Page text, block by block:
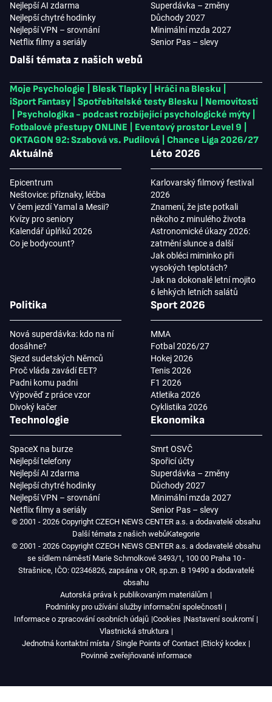
Nejlepší AI zdarma
Nejlepší chytré hodinky
Nejlepší VPN – srovnání
Netflix filmy a seriály
Superdávka – změny
Důchody 2027
Minimální mzda 2027
Senior Pas – slevy
© 2001 - 2026 Copyright CZECH NEWS CENTER a.s. a dodavatelé obsahu
Další témata z našich webůKategorie
Další témata z našich webů
Moje Psychologie Blesk Tlapky Hráči na Blesku
iSport Fantasy
Spotřebitelské testy Blesku
Nemovitosti
Psychologika - podcast rozbíjející psychologické mýty
Fotbalové přestupy ONLINE
Eventový prostor Level 9
OKTAGON 92: Szabová vs. Pudilová
Chance Liga 2026/27
Aktuálně
Epicentrum
Neštovice: příznaky, léčba
V čem jezdí Yamal a Mesii?
Kvízy pro seniory
Kalendář úplňků 2026
Co je bodycount?
Léto 2026
Karlovarský filmový festival
2026
Znamení, že jste potkali
někoho z minulého života
Astronomické úkazy 2026:
zatmění slunce a další
Jak obléci miminko při
vysokých teplotách?
Jak na dokonalé letní mojito
6 lehkých letních salátů
Politika
Nová superdávka: kdo na ní
dosáhne?
Sjezd sudetských Němců
Proč vláda zavádí EET?
Padni komu padni
Výpověď z práce vzor
Divoký kačer
Sport 2026
MMA
Fotbal 2026/27
Hokej 2026
Tenis 2026
F1 2026
Atletika 2026
Cyklistika 2026
Technologie
SpaceX na burze
Nejlepší telefony
Nejlepší AI zdarma
Nejlepší chytré hodinky
Nejlepší VPN – srovnání
Netflix filmy a seriály
Ekonomika
Smrt OSVČ
Spořicí účty
Superdávka – změny
Důchody 2027
Minimální mzda 2027
Senior Pas – slevy
© 2001 - 2026 Copyright CZECH NEWS CENTER a.s. a dodavatelé obsahu
se sídlem náměstí Marie Schmolkové 3493/1, 100 00 Praha 10 -
Strašnice, IČO: 02346826, zapsána v OR, sp.zn. B 19490 a dodavatelé
obsahu
Autorská práva k publikovaným materiálům
Podmínky pro užívání služby informační společnosti
Informace o zpracování osobních údajů Cookies Nastavení soukromí
Vlastnická struktura
Jednotná kontaktní místa / Single Points of Contact Etický kodex
Povinně zveřejňované informace